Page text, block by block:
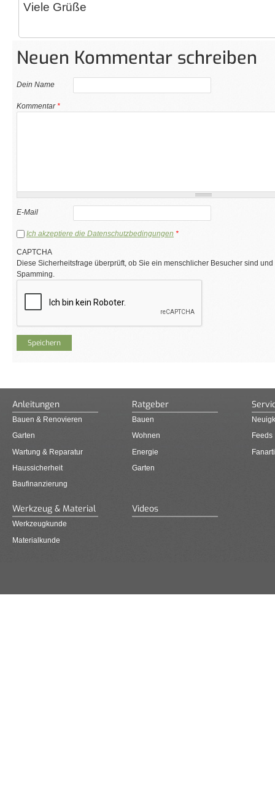
Viele Grüße
Neuen Kommentar schreiben
Dein Name
Kommentar*
E-Mail
Ich akzeptiere die Datenschutzbedingungen *
CAPTCHA
Diese Sicherheitsfrage überprüft, ob Sie ein menschlicher Besucher sind
Spamming.
Anleitungen
Bauen & Renovieren
Garten
Wartung & Reparatur
Haussicherheit
Baufinanzierung
Ratgeber
Bauen
Wohnen
Energie
Garten
Feeds
Werkzeug & Material
Werkzeugkunde
Materialkunde
Videos